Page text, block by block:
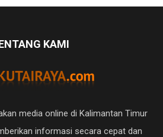
KAMI
media online di Kalimantan Timur
informasi secara cepat dan